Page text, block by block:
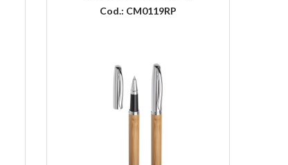
Cod.: CM0119RP